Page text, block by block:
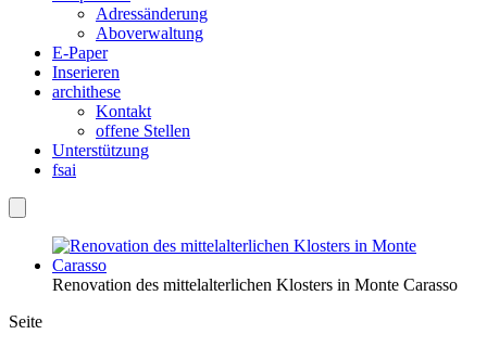
Adressänderung
Aboverwaltung
E-Paper
Inserieren
archithese
Kontakt
offene Stellen
Unterstützung
fsai
Renovation des mittelalterlichen Klosters in Monte Carasso
Seite